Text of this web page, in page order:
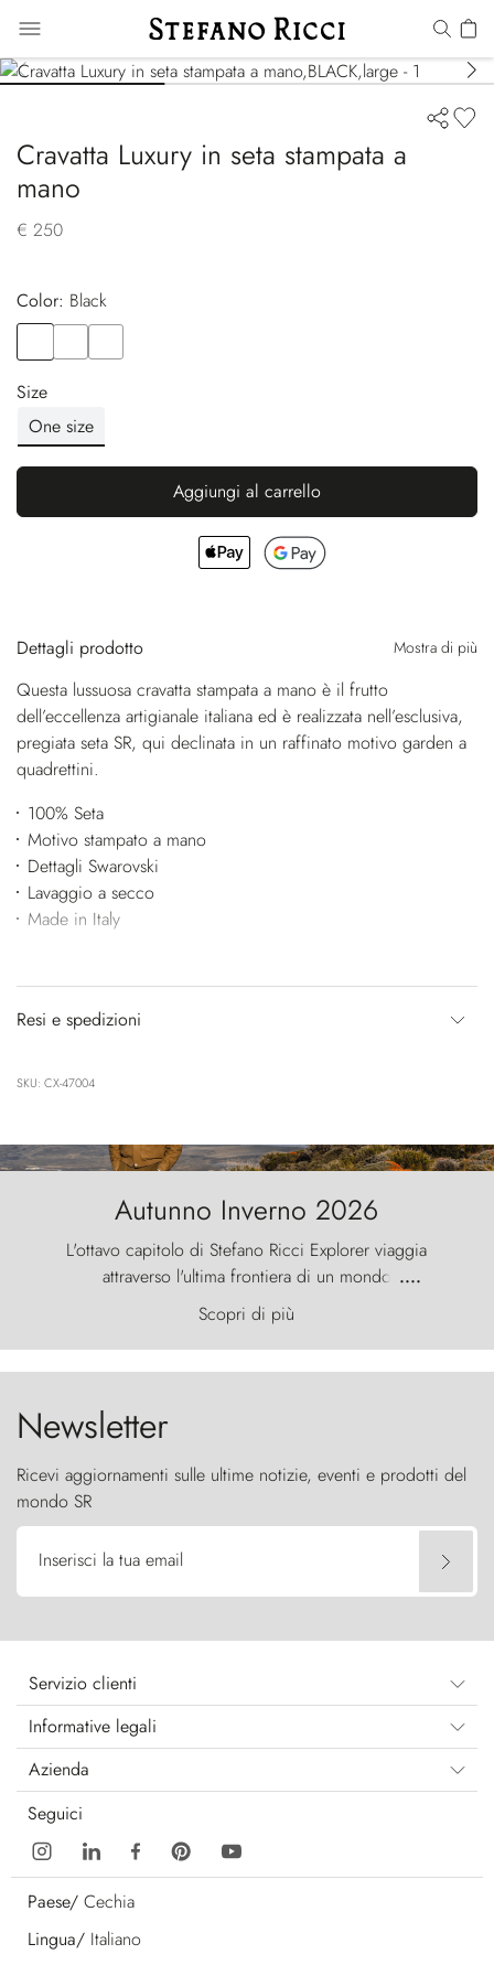
Cravatta Luxury in seta stampata a
mano
€ 250
Color:
black
Size
One size
Aggiungi al carrello
Dettagli prodotto Mostra di più
Questa lussuosa cravatta stampata a mano è il frutto
dell’eccellenza artigianale italiana ed è realizzata nell’esclusiva,
pregiata seta SR, qui declinata in un raffinato motivo garden a
quadrettini.
100% Seta
Motivo stampato a mano
Dettagli Swarovski
Lavaggio a secco
Made in Italy
Resi e spedizioni
SKU: CX-47004
Autunno Inverno 2026
L'ottavo capitolo di Stefano Ricci Explorer viaggia
attraverso l'ultima frontiera di un mondo
primordiale, dove il vento scolpisce la natura con
furia ancestrale e le Torres del Paine sfidano il
cielo come sentinelle di pietra.
....
Scopri di più
Newsletter
Ricevi aggiornamenti sulle ultime notizie, eventi e prodotti del
mondo SR
Inserisci la tua email
Servizio clienti
Informative legali
Azienda
Seguici
Paese/ Cechia
Lingua/ Italiano